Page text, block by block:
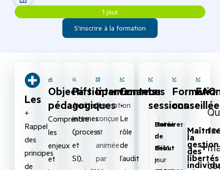
1 jour
S'inscrire à la formation
Les
+
Rappel
des
principes
de
Objectifs
pédagogiques
Comprendre
les
enjeux
et
Participants
Auditeurs
internes
(process
et
SI),
Intervenants
Formation
conçue
et
animée
par
Contenu
–
Le
rôle
de
l’audit
Les
sessions
Date
de
début
:
Durée
:
1
jour
Horaires
:
8h45
–
la
gestion
des
libertés
FAQ